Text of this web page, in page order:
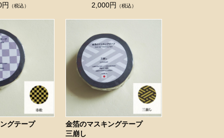
円 （税込）
2,000円 （税込）
ングテープ
金箔のマスキングテープ
三崩し